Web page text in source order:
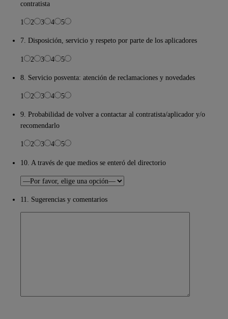
contratista
1 2 3 4 5
7. Disposición, servicio y respeto por parte de los aplicadores
1 2 3 4 5
8. Servicio posventa: atención de reclamaciones y novedades
1 2 3 4 5
9. Probabilidad de volver a contactar al contratista/aplicador y/o
recomendarlo
1 2 3 4 5
10. A través de que medios se enteró del directorio
11. Sugerencias y comentarios